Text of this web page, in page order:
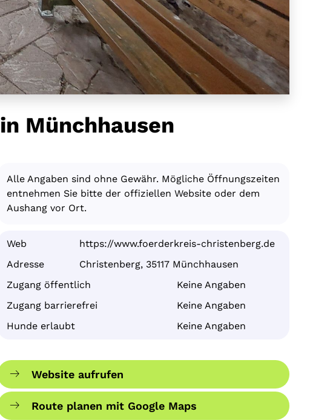
Münchhausen
Alle Angaben sind ohne Gewähr. Mögliche Öffnungszeiten
entnehmen Sie bitte der offiziellen Website oder dem
Aushang vor Ort.
Web
https://www.foerderkreis-christenberg.de
Adresse
Christenberg, 35117 Münchhausen
Zugang öffentlich
Keine Angaben
Zugang barrierefrei
Keine Angaben
Hunde erlaubt
Keine Angaben
Website aufrufen
Route planen mit Google Maps